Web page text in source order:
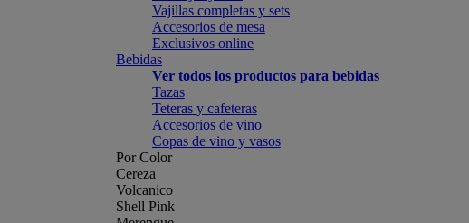
Vajillas completas y sets
Accesorios de mesa
Exclusivos online
Bebidas
Ver todos los productos para bebidas
Tazas
Teteras y cafeteras
Accesorios de vino
Copas de vino y vasos
Por Color
Cereza
Volcanico
Shell Pink